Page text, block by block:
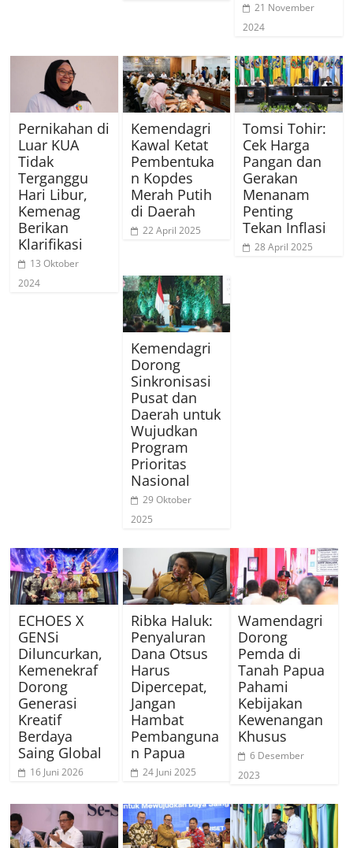
21 November
2024
Pernikahan di
Luar KUA
Tidak
Terganggu
Hari Libur,
Kemenag
Berikan
Klarifikasi
13 Oktober
2024
Kemendagri
Kawal Ketat
Pembentuka
n Kopdes
Merah Putih
di Daerah
22 April 2025
Tomsi Tohir:
Cek Harga
Pangan dan
Gerakan
Menanam
Penting
Tekan Inflasi
28 April 2025
Kemendagri
Dorong
Sinkronisasi
Pusat dan
Daerah untuk
Wujudkan
Program
Prioritas
Nasional
29 Oktober
2025
ECHOES X
GENSi
Diluncurkan,
Kemenekraf
Dorong
Generasi
Kreatif
Berdaya
Saing Global
16 Juni 2026
Ribka Haluk:
Penyaluran
Dana Otsus
Harus
Dipercepat,
Jangan
Hambat
Pembanguna
n Papua
24 Juni 2025
Wamendagri
Dorong
Pemda di
Tanah Papua
Pahami
Kebijakan
Kewenangan
Khusus
6 Desember
2023